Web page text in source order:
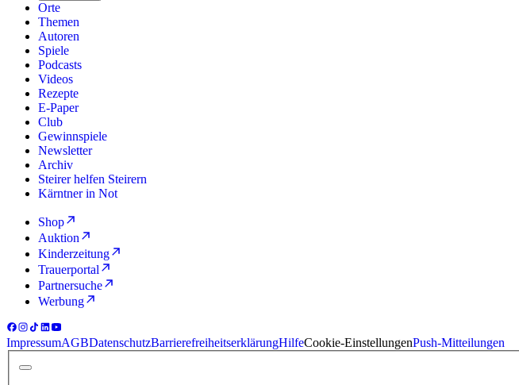
Orte
Themen
Autoren
Spiele
Podcasts
Videos
Rezepte
E-Paper
Club
Gewinnspiele
Newsletter
Archiv
Steirer helfen Steirern
Kärntner in Not
Shop
Auktion
Kinderzeitung
Trauerportal
Partnersuche
Werbung
ImpressumAGBDatenschutzBarrierefreiheitserklärungHilfeCookie-EinstellungenPush-Mitteilungen